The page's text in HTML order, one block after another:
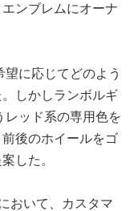
ンブレムにオーナ
に応じてどのよう
しかしランボルギ
レッド系の専用色を
後のホイールをゴ
した。
おいて、カスタマ